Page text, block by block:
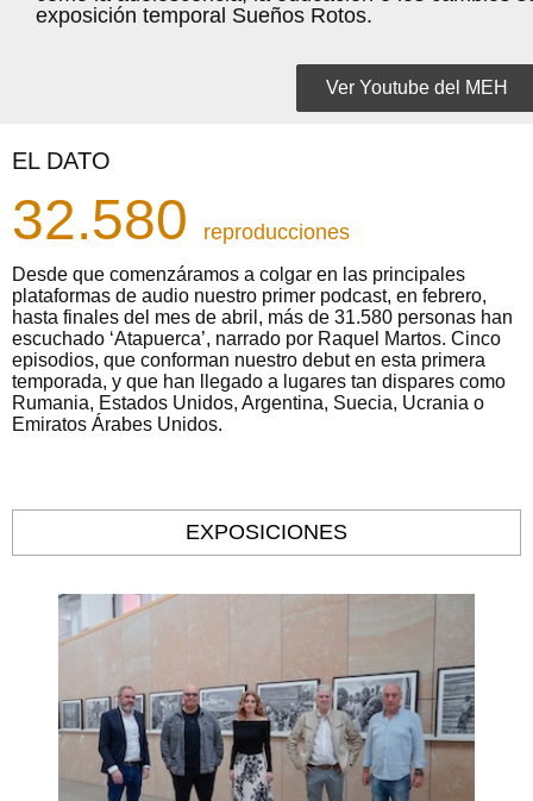
exposición temporal Sueños Rotos.
Ver Youtube del MEH
EL DATO
32.580 reproducciones
Desde que comenzáramos a colgar en las principales
plataformas de audio nuestro primer podcast, en febrero,
hasta finales del mes de abril, más de 31.580 personas han
escuchado ‘Atapuerca’, narrado por Raquel Martos. Cinco
episodios, que conforman nuestro debut en esta primera
temporada, y que han llegado a lugares tan dispares como
Rumania, Estados Unidos, Argentina, Suecia, Ucrania o
Emiratos Árabes Unidos.
EXPOSICIONES